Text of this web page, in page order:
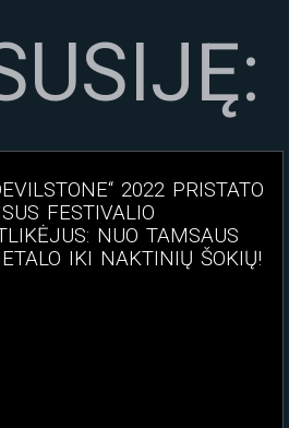
2022 PRISTATO
FESTIVALIO
NUO TAMSAUS
IKI NAKTINIŲ ŠOKIŲ!